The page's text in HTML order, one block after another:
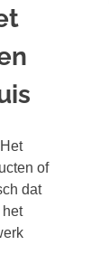
of
dat